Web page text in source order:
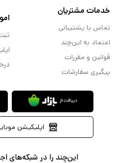
خدمات مشتریان
تماس با پشتیبانی
اعتماد به این‌چند
قوانین و مقررات
پیگیری سفارشات
اپلیکیشن
این‌چند را در شبکه‌های